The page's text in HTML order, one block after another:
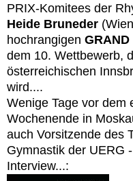
PRIX-Komitees der
Heide Bruneder
hochrangigen
dem 10. Wettbewerb,
österreichischen
wird....
Wenige Tage vor dem
Wochenende in
auch Vorsitzende des
Gymnastik der UERG
Interview...: